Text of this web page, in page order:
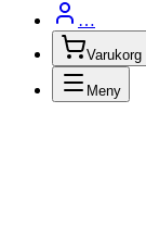
…
Varukorg
Meny